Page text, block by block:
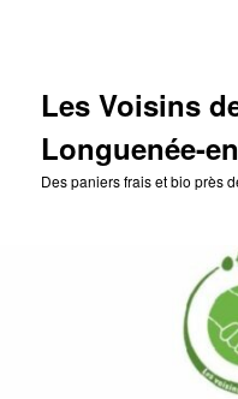
Les Voisins
Longuenée-
Des paniers frais et bio près